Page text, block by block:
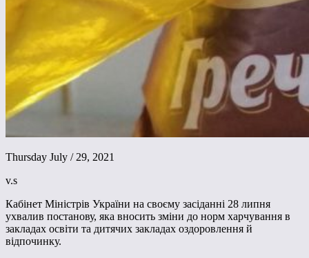
Thursday July / 29, 2021
v.s
Кабінет Міністрів України на своєму засіданні 28 липня
ухвалив постанову, яка вносить зміни до норм харчування в
закладах освіти та дитячих закладах оздоровлення й
відпочинку.